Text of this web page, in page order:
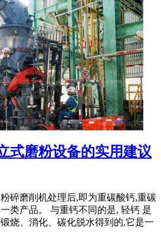
式磨粉设备的实用建议
碎磨削机处理后,即为重碳酸钙,重碳
类产品。 与重钙不同的是, 轻钙 是
烧、消化、碳化脱水得到的,它是一